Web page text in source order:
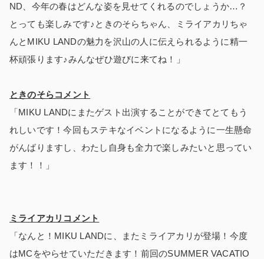
ND、今年の春はどんな姿を見せてくれるのでしょうか…？
とっても楽しみです♪ときのそらちゃん、ミライアカリちゃ
んとMIKU LANDの魅力を沢山の人に伝えられるように精一
杯頑張ります♪みんなぜひ遊びに来てね！」
ときのそらコメント
「MIKU LANDにまたゲスト出演することができてとてもう
れしいです！今回もステキなイベントになるように一生懸命
がんばりますし、わたし自身も全力で楽しみたいと思ってい
ます！！」
ミライアカリコメント
「なんと！MIKU LANDに、またミライアカリが登場！今度
はMCをやらせていただきます！前回のSUMMER VACATIO